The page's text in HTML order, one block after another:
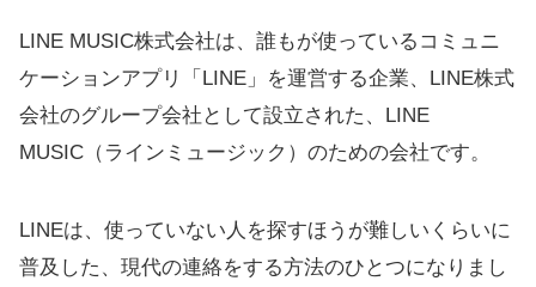
LINE MUSIC株式会社は、誰もが使っているコミュニ
ケーションアプリ「LINE」を運営する企業、LINE株式
会社のグループ会社として設立された、LINE
MUSIC（ラインミュージック）のための会社です。
LINEは、使っていない人を探すほうが難しいくらいに
普及した、現代の連絡をする方法のひとつになりまし